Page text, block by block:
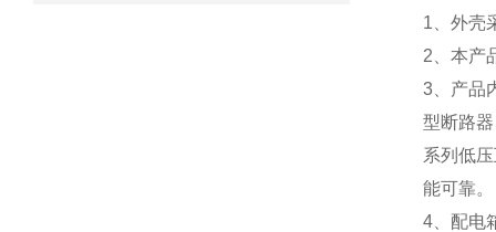
1、外壳
2、本产
3、产品
型断路
系列低
能可靠。
4、配电